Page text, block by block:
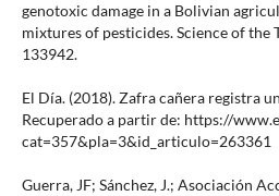
genotoxic damage in a Bolivian
mixtures of pesticides. Science of the
133942.
El Día. (2018). Zafra cañera registra
Recuperado a partir de: https://
cat=357&pla=3&id_articulo=263361
Guerra, JF; Sánchez, J.; Asociación